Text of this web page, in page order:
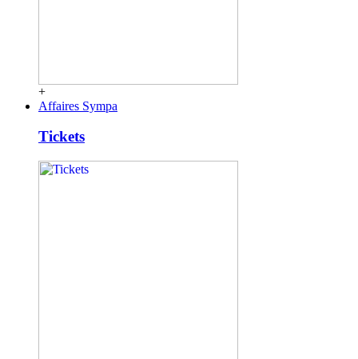
+
Affaires Sympa
Tickets